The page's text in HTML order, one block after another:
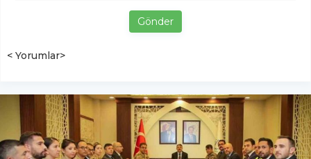
Gönder
< Yorumlar>